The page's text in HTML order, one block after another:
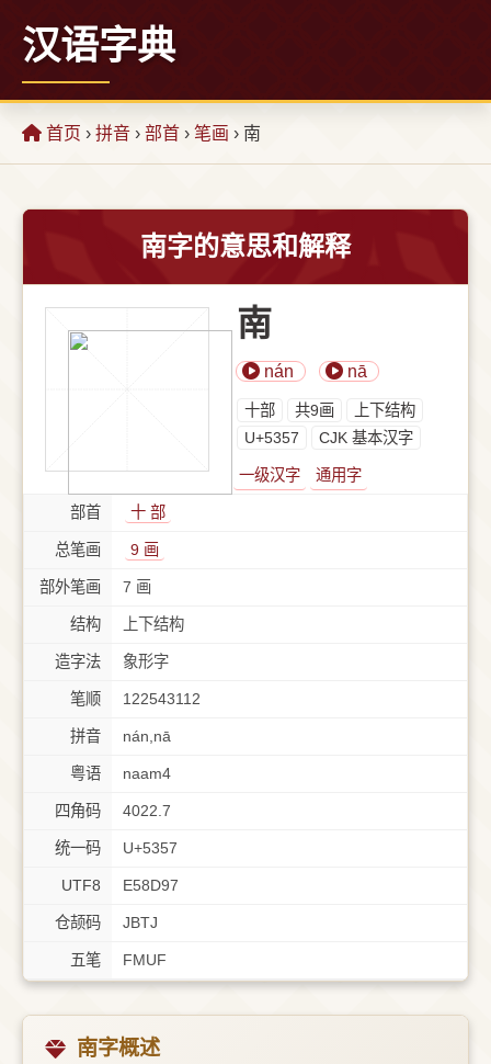
汉语字典
首页 › 拼音 › 部首 › 笔画 › 南
南字的意思和解释
南
nán nā
⼗部 共9画
上下结构
U+5357
CJK 基本汉字
一级汉字 通用字
部首 ⼗ 部
总笔画 9 画
部外笔画 7 画
结构 上下结构
造字法 象形字
笔顺 122543112
拼音 nán,nā
粤语 naam4
四角码 4022.7
统一码 U+5357
UTF8 E58D97
仓颉码 JBTJ
五笔 FMUF
南字概述